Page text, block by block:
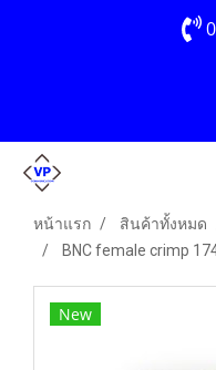
หน้าแรก สินค้าทั้งหมด
BNC female crimp
New